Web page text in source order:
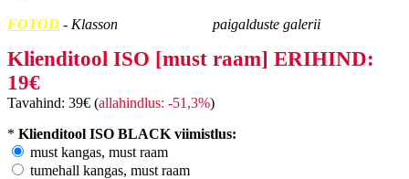
FOTOD - Klasson paigalduste galerii
Klienditool ISO [must raam] ERIHIND:
19€
Tavahind: 39€ (allahindlus: -51,3%)
* Klienditool ISO BLACK viimistlus:
must kangas, must raam
tumehall kangas, must raam